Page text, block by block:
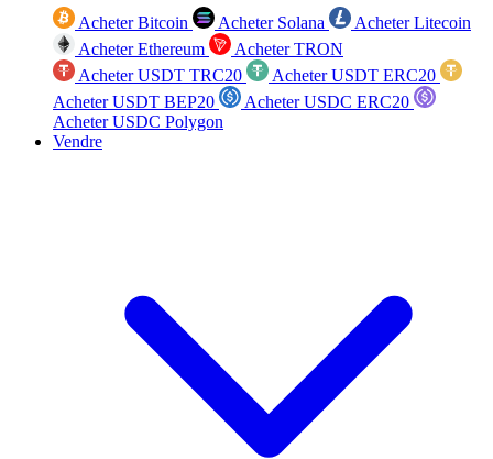
Acheter Bitcoin Acheter Solana
Acheter Litecoin
Acheter Ethereum
Acheter TRON
Acheter USDT TRC20
Acheter USDT ERC20
Acheter USDT BEP20
Acheter USDC ERC20
Acheter USDC Polygon
Vendre